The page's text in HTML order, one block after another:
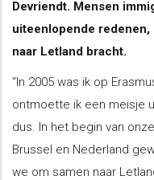
Devriendt. Mensen
uiteenlopende redenen,
naar Letland bracht.
“In 2005 was ik op
ontmoette ik een meisje
dus. In het begin van
Brussel en Nederland
we om samen naar